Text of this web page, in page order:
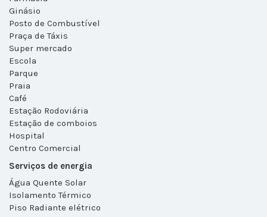
Ginásio
Posto de Combustível
Praça de Táxis
Super mercado
Escola
Parque
Praia
Café
Estação Rodoviária
Estação de comboios
Hospital
Centro Comercial
Serviços de energia
Água Quente Solar
Isolamento Térmico
Piso Radiante elétrico